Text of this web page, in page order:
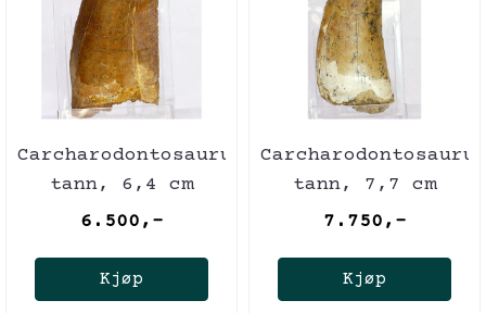
Carcharodontosaurus-
tann, 6,4 cm
6.500,-
Kjøp
tann, 7,7 cm
7.750,-
Kjøp